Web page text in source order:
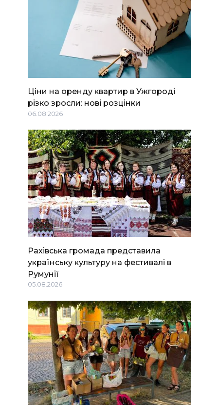
Ціни на оренду квартир в Ужгороді
різко зросли: нові розцінки
06.08.2026
Рахівська громада представила
українську культуру на фестивалі в
Румунії
05.08.2026